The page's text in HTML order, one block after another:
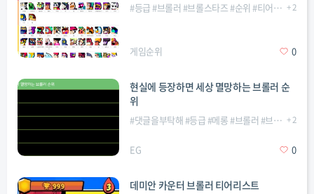
#등급#브롤러 #브롤스타즈#순위 #티어리스트 +2
게임순위 0
현실에 등장하면 세상 멸망하는 브롤러 순
위
#댓글을부탁해#등급#메롱#브롤러 #브롤스타즈 +2
EG 0
데미안 카운터 브롤러 티어리스트